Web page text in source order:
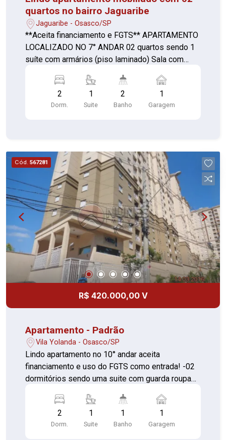
quartos no bairro Jaguaribe
Jaguaribe - Osasco/SP
**Aceita financiamento e FGTS** APARTAMENTO
LOCALIZADO NO 7° ANDAR 02 quartos sendo 1
suíte com armários (piso laminado) Sala com
armários, cooktop, coifa e forno (piso
porcelanato) Área de serviço com aquecedor
(piso cerâmica) Banheiros com box (piso
2
Dorm.
1
Suite
2
Banho
1
Garagem
Cód. 567281
R$ 420.000,00 V
Apartamento - Padrão
Vila Yolanda - Osasco/SP
Lindo apartamento no 10° andar aceita
financiamento e uso do FGTS como entrada! -02
dormitórios sendo uma suite com guarda roupas
fechamento em vidro -Cozinha com armários
planejados, fogão, forno e coifa -corredor com
armários planejados -Banheiro com box de vidro
2
Dorm.
1
Suite
1
Banho
1
Garagem